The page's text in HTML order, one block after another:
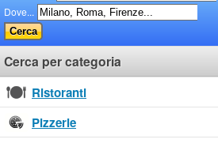
Dove...
Cerca per categoria
Ristoranti
Pizzerie